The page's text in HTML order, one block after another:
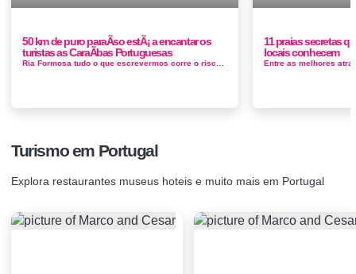
50 km de puro paraÃ­so estÃ¡ a encantar os
turistas as CaraÃ­bas Portuguesas
Ria Formosa tudo o que escrevermos corre o risco de, rapidamente, estar desatualizado: é que o Parque é formado um sistema de lagoa...
11 praias secretas
locais conhecem
Turismo em Portugal
Explora restaurantes museus hoteis e muito mais em Portugal